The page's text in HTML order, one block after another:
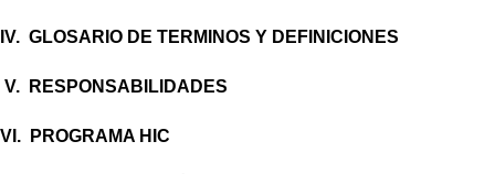
IV. GLOSARIO DE TERMINOS Y DEFINICIONES
V. RESPONSABILIDADES
VI. PROGRAMA HIC